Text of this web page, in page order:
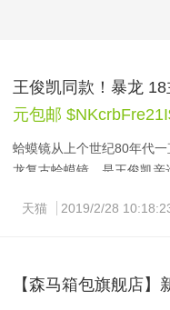
王俊凯同款！暴龙
元包邮
蛤蟆镜从上个世纪80年代
龙复古蛤蟆镜，是王俊凯
天猫旗舰店活动价降至
复制整段标题，打开手机
天猫 2019/2/28
【森马箱包旗舰店】